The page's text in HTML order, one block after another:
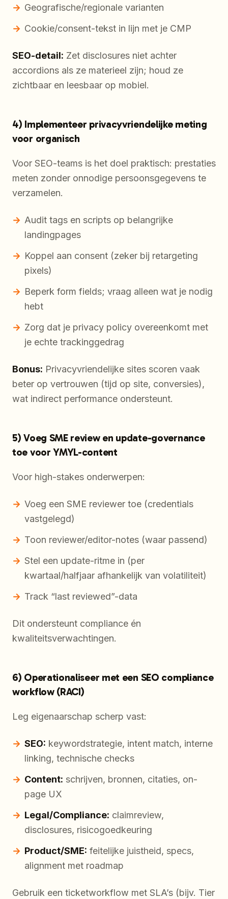
Geografische/regionale varianten
Cookie/consent-tekst in lijn met je CMP
SEO-detail: Zet disclosures niet achter
accordions als ze materieel zijn; houd ze
zichtbaar en leesbaar op mobiel.
4) Implementeer privacyvriendelijke meting
voor organisch
Voor SEO-teams is het doel praktisch: prestaties
meten zonder onnodige persoonsgegevens te
verzamelen.
Audit tags en scripts op belangrijke
landingpages
Koppel aan consent (zeker bij retargeting
pixels)
Beperk form fields; vraag alleen wat je nodig
hebt
Zorg dat je privacy policy overeenkomt met
je echte trackinggedrag
Bonus: Privacyvriendelijke sites scoren vaak
beter op vertrouwen (tijd op site, conversies),
wat indirect performance ondersteunt.
5) Voeg SME review en update-governance
toe voor YMYL-content
Voor high-stakes onderwerpen:
Voeg een SME reviewer toe (credentials
vastgelegd)
Toon reviewer/editor-notes (waar passend)
Stel een update-ritme in (per
kwartaal/halfjaar afhankelijk van volatiliteit)
Track “last reviewed”-data
Dit ondersteunt compliance én
kwaliteitsverwachtingen.
6) Operationaliseer met een SEO compliance
workflow (RACI)
Leg eigenaarschap scherp vast:
SEO: keywordstrategie, intent match, interne
linking, technische checks
Content: schrijven, bronnen, citaties, on-
page UX
Legal/Compliance: claimreview,
disclosures, risicogoedkeuring
Product/SME: feitelijke juistheid, specs,
alignment met roadmap
Gebruik een ticketworkflow met SLA’s (bijv. Tier